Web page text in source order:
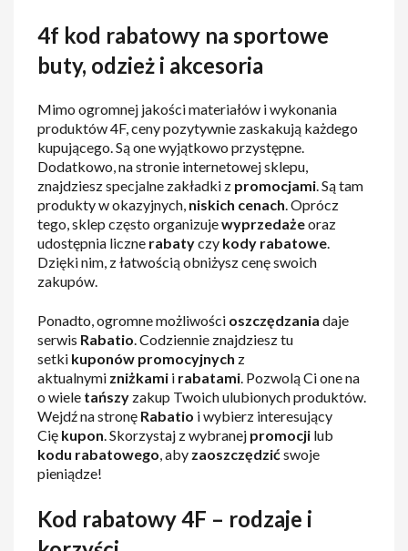
4f kod rabatowy na sportowe
buty, odzież i akcesoria
Mimo ogromnej jakości materiałów i wykonania
produktów 4F, ceny pozytywnie zaskakują każdego
kupującego. Są one wyjątkowo przystępne.
Dodatkowo, na stronie internetowej sklepu,
znajdziesz specjalne zakładki z promocjami. Są tam
produkty w okazyjnych, niskich cenach. Oprócz
tego, sklep często organizujewyprzedażeoraz
udostępnia liczne rabatyczy kody rabatowe.
Dzięki nim, z łatwością obniżysz cenę swoich
zakupów.
Ponadto, ogromne możliwości oszczędzania daje
serwis Rabatio. Codziennie znajdziesz tu
setki kuponów promocyjnych z
aktualnymi zniżkami i rabatami. Pozwolą Ci one na
o wiele tańszy zakup Twoich ulubionych produktów.
Wejdź na stronę Rabatio i wybierz interesujący
Cię kupon. Skorzystaj z wybranej promocji lub
kodu rabatowego, aby zaoszczędzićswoje
pieniądze!
Kod rabatowy 4F – rodzaje i